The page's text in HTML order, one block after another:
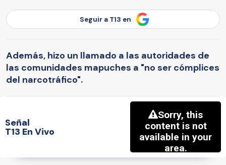
Seguir a T13 en
Además, hizo un llamado a las autoridades de
las comunidades mapuches a "no ser cómplices
del narcotráfico".
Señal
T13 En Vivo